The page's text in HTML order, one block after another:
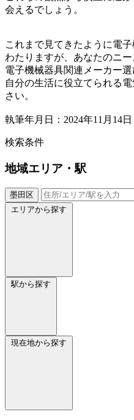
会えるでしょう。
これまで見てきたように電
わたりますが、あなたのニ
電子機械器具関連メーカー
自分の生活に役立てられる
さい。
執筆年月日：2024年11月14日
検索条件
地域エリア・駅
墨田区
エリアから探す
駅から探す
現在地から探す